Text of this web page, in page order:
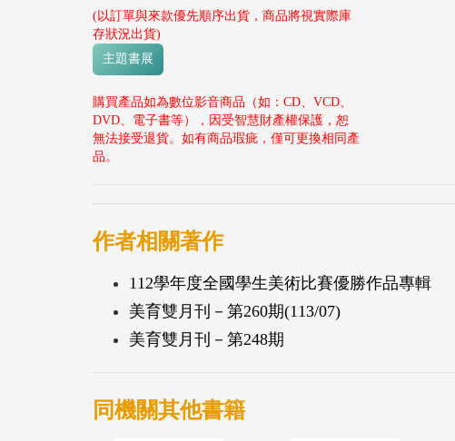
(以訂單與來款優先順序出貨，商品將視實際庫
存狀況出貨)
主題書展
購買產品如為數位影音商品（如：CD、VCD、
DVD、電子書等），因受智慧財產權保護，恕
無法接受退貨。如有商品瑕疵，僅可更換相同產
品。
作者相關著作
112學年度全國學生美術比賽優勝作品專輯
美育雙月刊－第260期(113/07)
美育雙月刊－第248期
同機關其他書籍